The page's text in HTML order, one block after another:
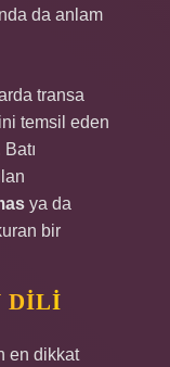
da anlam
transa
temsil eden
ya da
bir
DILI
en dikkat